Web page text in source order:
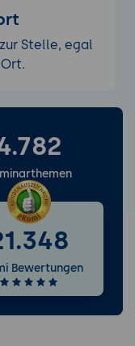
Stelle, egal
Bewertungen